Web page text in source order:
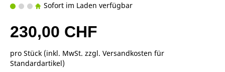
Sofort im Laden verfügbar
230,00 CHF
pro Stück (inkl. MwSt. zzgl. Versandkosten für
Standardartikel)